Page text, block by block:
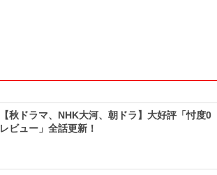
【秋ドラマ、NHK大河、朝ドラ】大好評「忖度0
レビュー」全話更新！